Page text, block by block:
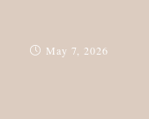
May 7, 2026